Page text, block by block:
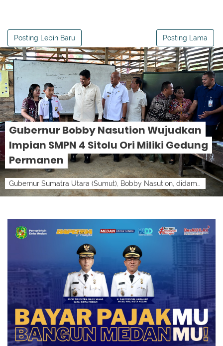
Posting Lebih Baru Posting Lama
Gubernur Bobby Nasution Wujudkan
Impian SMPN 4 Sitolu Ori Miliki Gedung
Permanen